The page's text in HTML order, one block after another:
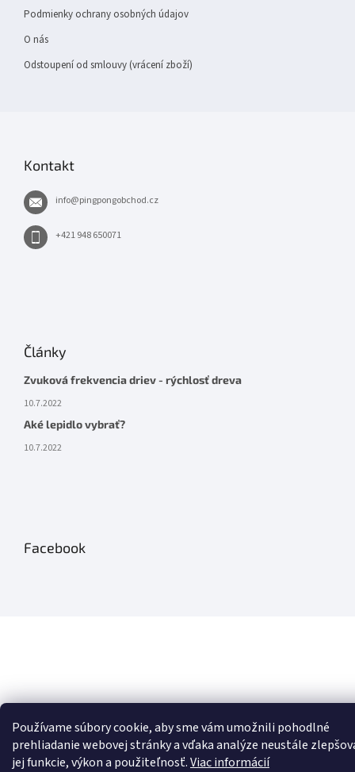
Používame súbory cookie, aby sme vám umožnili pohodlné
prehliadanie webovej stránky a vďaka analýze neustále
jej funkcie, výkon a použiteľnosť.Viac informácií
Podmienky ochrany osobných údajov
O nás
Odstoupení od smlouvy (vrácení zboží)
Kontakt
info@pingpongobchod.cz
+421 948 650071
Články
Zvuková frekvencia driev - rýchlosť dreva
10.7.2022
Aké lepidlo vybrať?
10.7.2022
Facebook